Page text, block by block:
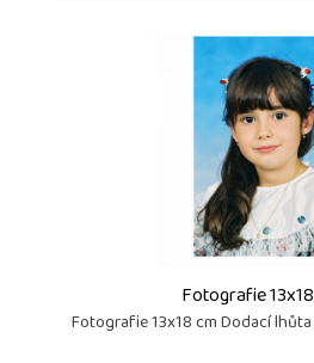
Fotografie
Fotografie 13x18 cm Dodací